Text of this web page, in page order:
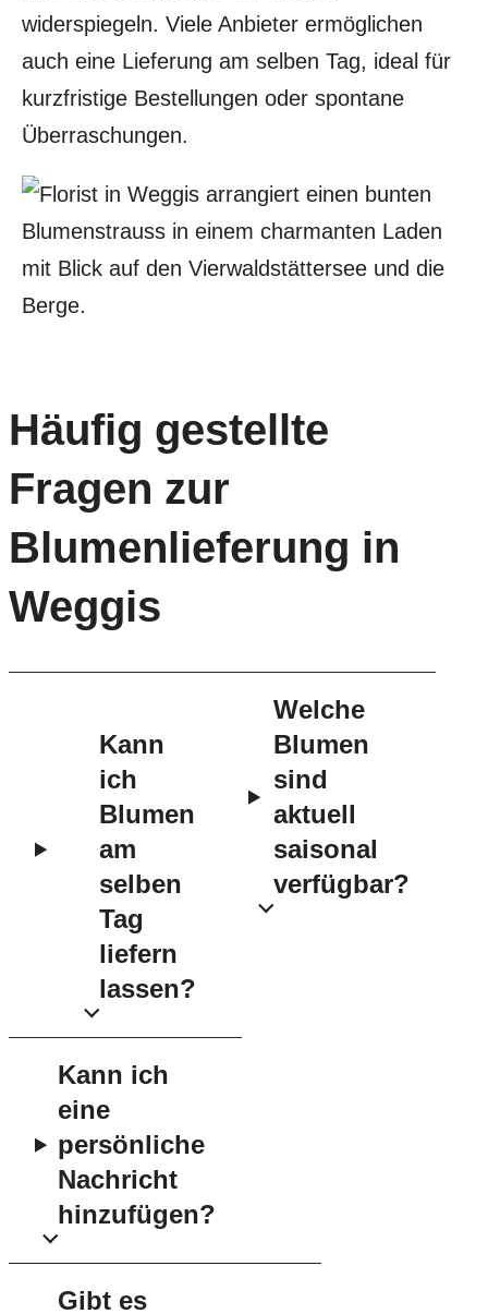
widerspiegeln. Viele Anbieter ermöglichen
auch eine Lieferung am selben Tag, ideal für
kurzfristige Bestellungen oder spontane
Überraschungen.
Häufig gestellte
Fragen zur
Blumenlieferung in
Weggis
Kann
ich
Blumen
am
selben
Tag
liefern
lassen?
Welche
Blumen
sind
aktuell
saisonal
verfügbar?
Kann ich
eine
persönliche
Nachricht
hinzufügen?
Gibt es